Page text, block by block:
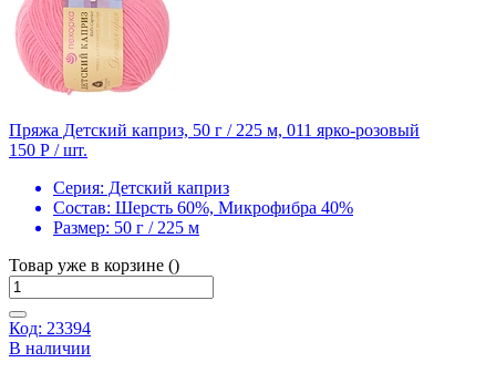
Пряжа Детский каприз, 50 г / 225 м, 011 ярко-розовый
150 Р / шт.
Серия: Детский каприз
Состав: Шерсть 60%, Микрофибра 40%
Размер: 50 г / 225 м
Товар уже в корзине ()
Код: 23394
В наличии